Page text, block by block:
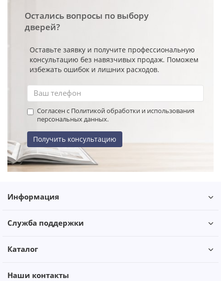
Остались вопросы по выбору
дверей?
Оставьте заявку и получите профессиональную
консультацию без навязчивых продаж. Поможем
избежать ошибок и лишних расходов.
Согласен с Политикой обработки и использования
персональных данных.
Получить консультацию
Информация
Служба поддержки
Каталог
Наши контакты